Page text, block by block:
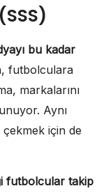
bu kadar
futbolculara
markalarını
Aynı
için de
futbolcular takip